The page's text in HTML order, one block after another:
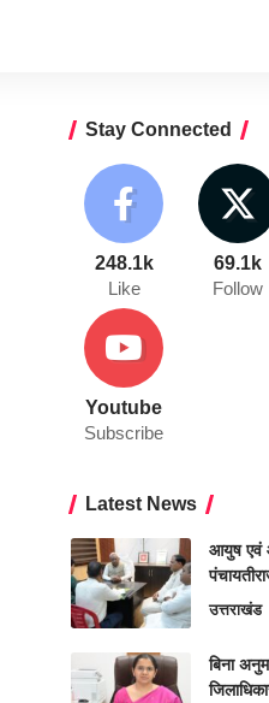
Stay Connected
248.1k
Like
69.1k
Follow
Youtube
Subscribe
Latest News
आयुष एवं
उत्तराखंड
बिना